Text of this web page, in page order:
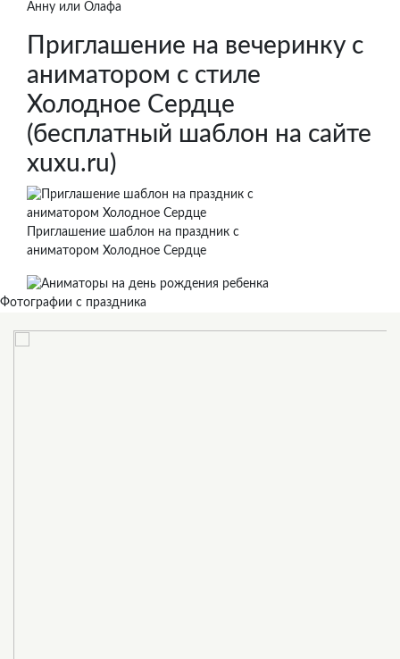
Анну или Олафа
Приглашение на вечеринку с
аниматором с стиле
Холодное Сердце
(бесплатный шаблон на сайте
xuxu.ru)
Приглашение шаблон на праздник с
аниматором Холодное Сердце
Фотографии с праздника